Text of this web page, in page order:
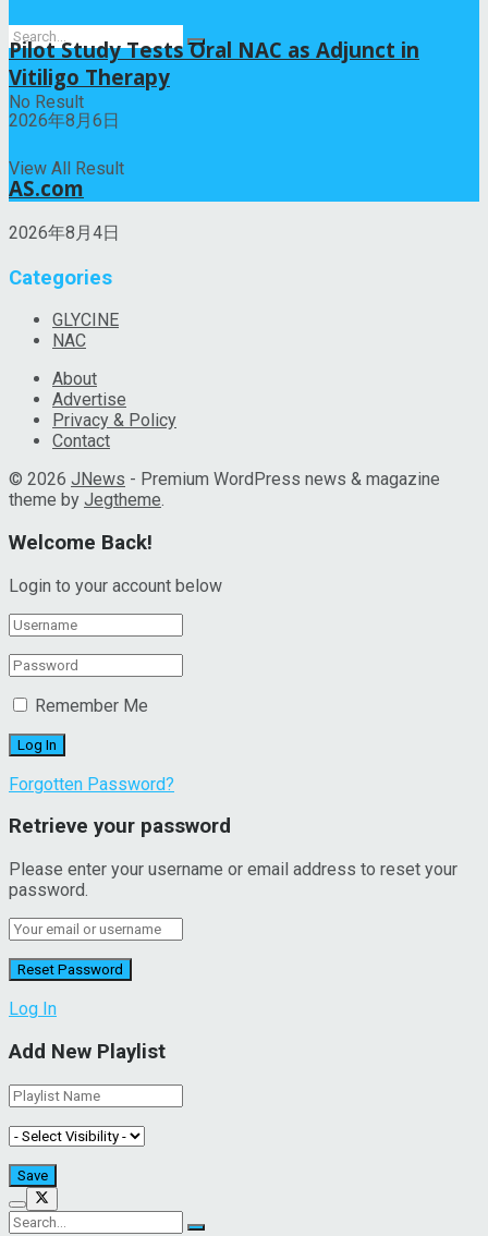
No Result
View All Result
Pilot Study Tests Oral NAC as Adjunct in
Vitiligo Therapy
2026年8月6日
AS.com
2026年8月4日
Categories
GLYCINE
NAC
About
Advertise
Privacy & Policy
Contact
© 2026 JNews - Premium WordPress news & magazine
theme by Jegtheme.
Welcome Back!
Login to your account below
Remember Me
Forgotten Password?
Retrieve your password
Please enter your username or email address to reset your
password.
Log In
Add New Playlist